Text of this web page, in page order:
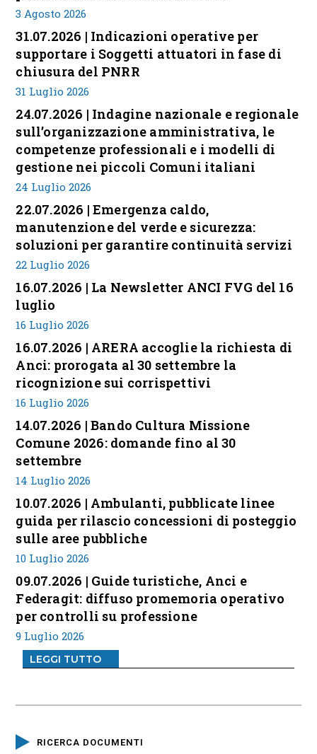
3 Agosto 2026
31.07.2026 | Indicazioni operative per
supportare i Soggetti attuatori in fase di
chiusura del PNRR
31 Luglio 2026
24.07.2026 | Indagine nazionale e regionale
sull’organizzazione amministrativa, le
competenze professionali e i modelli di
gestione nei piccoli Comuni italiani
24 Luglio 2026
22.07.2026 | Emergenza caldo,
manutenzione del verde e sicurezza:
soluzioni per garantire continuità servizi
22 Luglio 2026
16.07.2026 | La Newsletter ANCI FVG del 16
luglio
16 Luglio 2026
16.07.2026 | ARERA accoglie la richiesta di
Anci: prorogata al 30 settembre la
ricognizione sui corrispettivi
16 Luglio 2026
14.07.2026 | Bando Cultura Missione
Comune 2026: domande fino al 30
settembre
14 Luglio 2026
10.07.2026 | Ambulanti, pubblicate linee
guida per rilascio concessioni di posteggio
sulle aree pubbliche
10 Luglio 2026
09.07.2026 | Guide turistiche, Anci e
Federagit: diffuso promemoria operativo
per controlli su professione
9 Luglio 2026
LEGGI TUTTO
RICERCA DOCUMENTI